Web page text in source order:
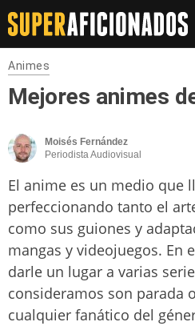
Animes
Mejores animes
Moisés Fernández
Periodista Audiovisual
El anime es un medio que
perfeccionando tanto el
como sus guiones y
mangas y videojuegos. En
darle un lugar a varias
consideramos son parada
cualquier fanático del